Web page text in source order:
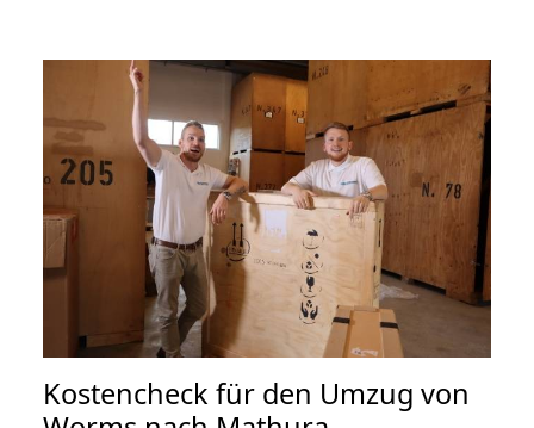
Kostencheck für den Umzug von